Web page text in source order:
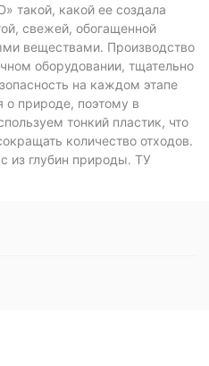
какой ее создала
свежей, обогащенной
веществами. Производство
оборудовании, тщательно
на каждом этапе
о природе, поэтому в
тонкий пластик, что
количество отходов.
глубин природы. ТУ